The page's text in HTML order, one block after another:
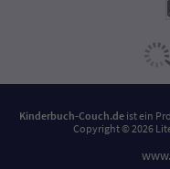
Kinderbuch-Couch.de ist ein
Copyright © 2026